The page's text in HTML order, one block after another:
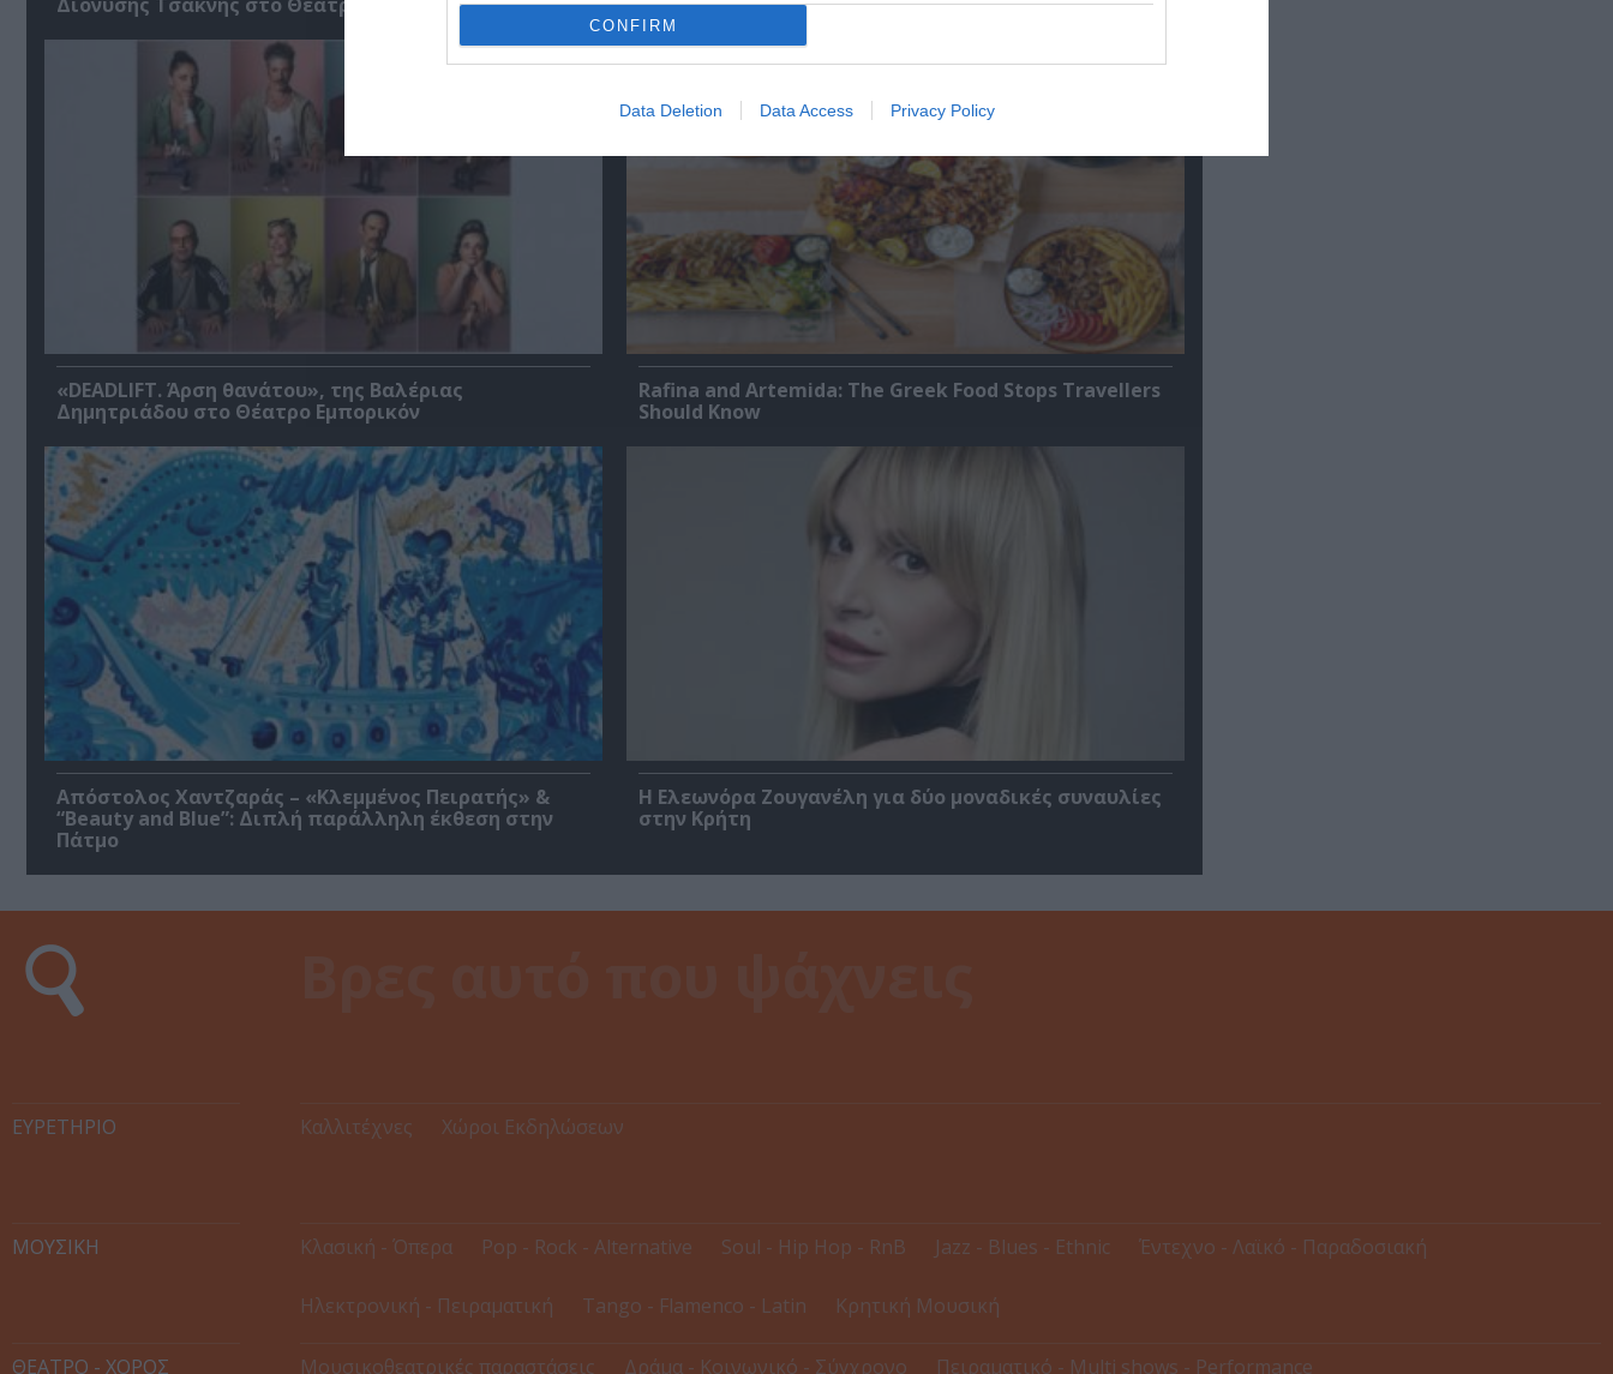
CONFIRM
Data Deletion Data Access Privacy Policy
«DEADLIFT. Άρση θανάτου», της Βαλέριας
Δημητριάδου στο Θέατρο Εμπορικόν
Rafina and Artemida: The Greek Food Stops Travellers
Should Know
Απόστολος Χαντζαράς – «Κλεμμένος Πειρατής» &
“Beauty and Blue”: Διπλή παράλληλη έκθεση στην
Πάτμο
Η Ελεωνόρα Ζουγανέλη για δύο μοναδικές συναυλίες
στην Κρήτη
ΕΥΡΕΤΉΡΙΟ Καλλιτέχνες Χώροι Εκδηλώσεων
ΜΟΥΣΙΚΗ Κλασική - Όπερα Pop - Rock - Alternative Soul - Hip Hop - RnB Jazz - Blues - Ethnic Έντεχνο - Λαϊκό - Παραδοσιακή
Ηλεκτρονική - Πειραματική Tango - Flamenco - Latin Κρητική Μουσική
ΘΕΑΤΡΟ - ΧΟΡΟΣ Μουσικοθεατρικές παραστάσεις Δράμα - Κοινωνικό - Σύγχρονο Πειραματικό - Multi shows - Performance